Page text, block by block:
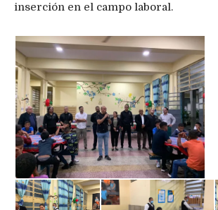
inserción en el campo laboral.